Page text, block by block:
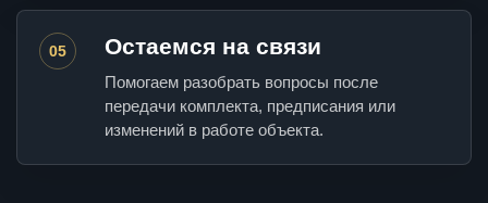
05 Остаемся на связи
Помогаем разобрать вопросы после
передачи комплекта, предписания или
изменений в работе объекта.